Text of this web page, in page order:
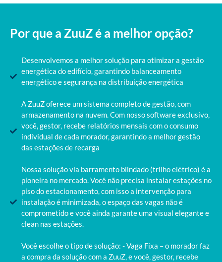
Por que a ZuuZ é a melhor opção?
Desenvolvemos a melhor solução para otimizar a gestão
energética do edifício, garantindo balanceamento
energético e segurança na distribuição energética
A ZuuZ oferece um sistema completo de gestão, com
armazenamento na nuvem. Com nosso software exclusivo,
você, gestor, recebe relatórios mensais com o consumo
individual de cada morador, garantindo a melhor gestão
das estações de recarga
Nossa solução via barramento blindado (trilho elétrico) é a
pioneira no mercado. Você não precisa instalar estações no
piso do estacionamento, com isso a intervenção para
instalação é minimizada, o espaço das vagas não é
comprometido e você ainda garante uma visual elegante e
clean nas estações.
Você escolhe o tipo de solução: - Vaga Fixa – o morador faz
a compra da solução com a ZuuZ, e você, gestor, recebe